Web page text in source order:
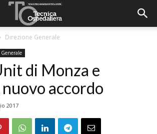
Direzione Generale
di Monza e
accordo
2017